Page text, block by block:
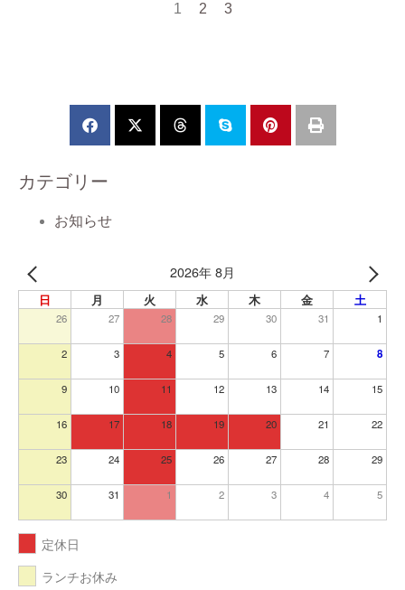
1 2 3
カテゴリー
お知らせ
2026年 8月
日 月 火 水 木 金 土
26 27 28 29 30 31 1
2 3 4 5 6 7 8
9 10 11 12 13 14 15
16 17 18 19 20 21 22
23 24 25 26 27 28 29
30 31 1 2 3 4 5
定休日
ランチお休み